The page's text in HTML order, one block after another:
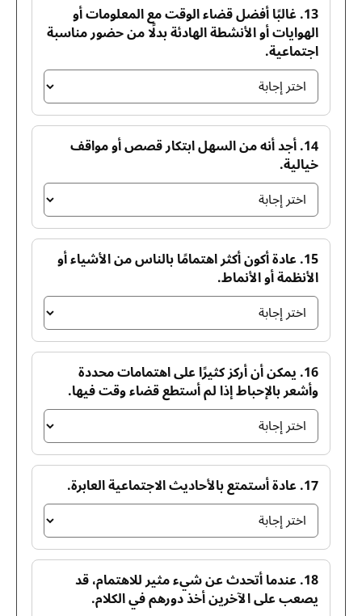
13. غالبًا أفضل قضاء الوقت مع المعلومات أو
الهوايات أو الأنشطة الهادئة بدلًا من حضور مناسبة
اجتماعية.
14. أجد أنه من السهل ابتكار قصص أو مواقف
خيالية.
15. عادة أكون أكثر اهتمامًا بالناس من الأشياء أو
الأنظمة أو الأنماط.
16. يمكن أن أركز كثيرًا على اهتمامات محددة
وأشعر بالإحباط إذا لم أستطع قضاء وقت فيها.
17. عادة أستمتع بالأحاديث الاجتماعية العابرة.
18. عندما أتحدث عن شيء مثير للاهتمام، قد
يصعب على الآخرين أخذ دورهم في الكلام.